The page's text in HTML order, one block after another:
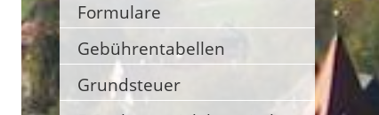
Formulare
Gebührentabellen
Grundsteuer